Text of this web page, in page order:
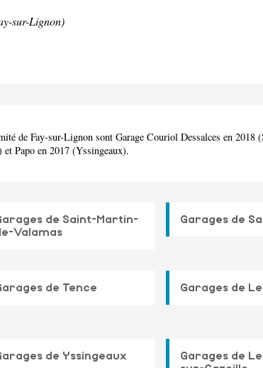
sur-Lignon)
de Fay-sur-Lignon sont Garage Couriol Dessalces en 2018
Papo en 2017 (Yssingeaux).
de Saint-Martin-
Valamas
Garages de
de Tence Garages de
de Yssingeaux
Garages de